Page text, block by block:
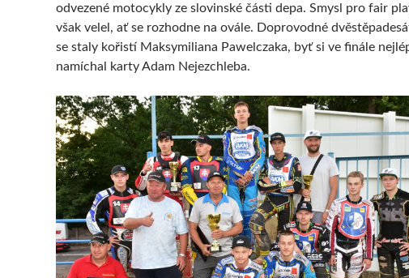
odvezené motocykly ze slovinské části depa. Smysl pro fair
však velel, ať se rozhodne na ovále. Doprovodné
se staly kořistí Maksymiliana Pawelczaka, byť si ve finále
namíchal karty Adam Nejezchleba.